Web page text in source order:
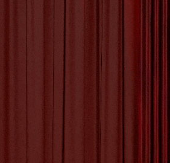
Het Belang van Leren
Educatieve Programma’s: Het
Leren Buiten de Klas Educatieve
spelen een cruciale rol in het
door studenten kansen te
de traditionele klasomgeving te
programma’s zijn ontworpen om
hun horizon te verbreden
vaardigheden aan
aandacht van leerlingen behouden